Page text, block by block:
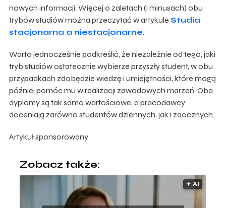
nowych informacji. Więcej o zaletach (i minusach) obu
trybów studiów można przeczytać w artykule Studia
stacjonarna a niestacjonarne.
Warto jednocześnie podkreślić, że niezależnie od tego, jaki
tryb studiów ostatecznie wybierze przyszły student, w obu
przypadkach zdobędzie wiedzę i umiejętności, które mogą
później pomóc mu w realizacji zawodowych marzeń. Oba
dyplomy są tak samo wartościowe, a pracodawcy
doceniają zarówno studentów dziennych, jak i zaocznych.
Artykuł sponsorowany
Zobacz także:
🟅 AI